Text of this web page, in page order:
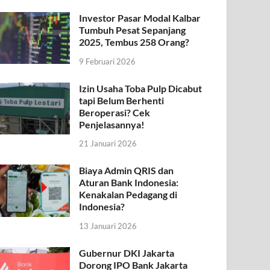
Investor Pasar Modal Kalbar
Tumbuh Pesat Sepanjang
2025, Tembus 258 Orang?
9 Februari 2026
Izin Usaha Toba Pulp Dicabut
tapi Belum Berhenti
Beroperasi? Cek
Penjelasannya!
21 Januari 2026
Biaya Admin QRIS dan
Aturan Bank Indonesia:
Kenakalan Pedagang di
Indonesia?
13 Januari 2026
Gubernur DKI Jakarta
Dorong IPO Bank Jakarta